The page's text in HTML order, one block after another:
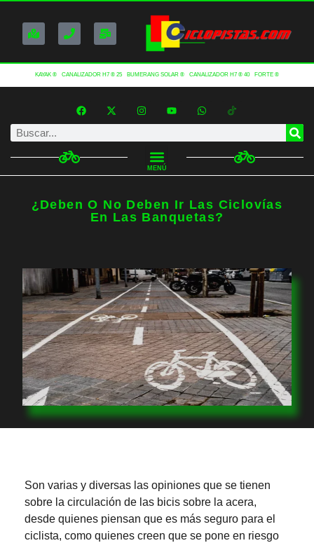
KAYAK ® CANALIZADOR H7 ® 25 BUMERANG SOLAR ® CANALIZADOR H7 ® 40 FORTE ®
MENÚ
¿Deben O No Deben Ir Las Ciclovías
En Las Banquetas?
Son varias y diversas las opiniones que se tienen
sobre la circulación de las bicis sobre la acera,
desde quienes piensan que es más seguro para el
ciclista, como quienes creen que se pone en riesgo